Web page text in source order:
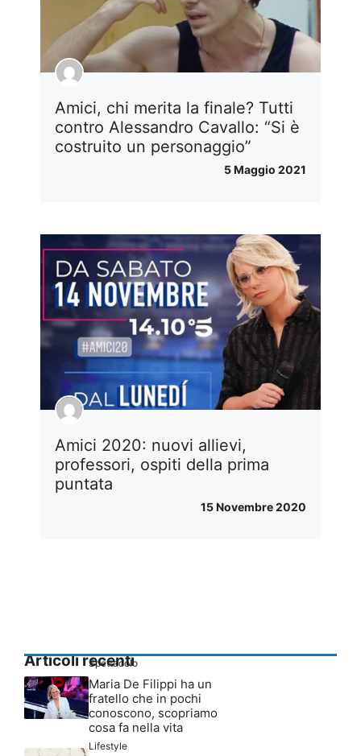
Amici, chi merita la finale? Tutti
contro Alessandro Cavallo: “Si è
costruito un personaggio”
5 Maggio 2021
Amici 2020: nuovi allievi,
professori, ospiti della prima
puntata
15 Novembre 2020
Articoli recenti
Spettacolo
Maria De Filippi ha un
fratello che in pochi
conoscono, scopriamo
cosa fa nella vita
Lifestyle